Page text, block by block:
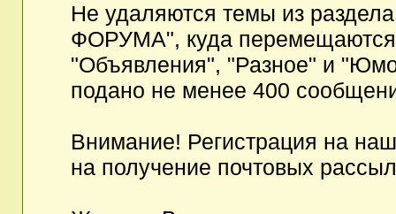
Не удаляются темы из
ФОРУМА", куда перемещаются
"Объявления", "Разное" и
подано не менее 400
Внимание! Регистрация на
на получение почтовых